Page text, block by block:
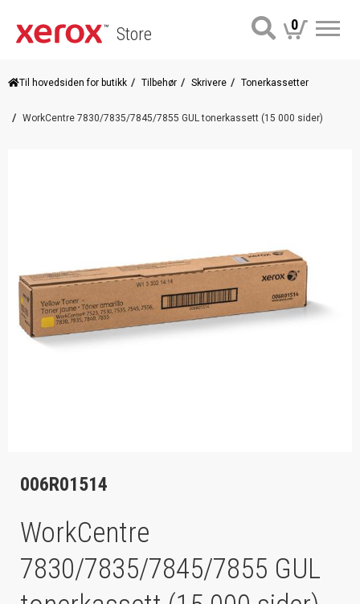
Store 0
Til hovedsiden for butikk Tilbehør Skrivere Tonerkassetter
WorkCentre 7830/7835/7845/7855 GUL tonerkassett (15 000 sider)
006R01514
WorkCentre
7830/7835/7845/7855 GUL